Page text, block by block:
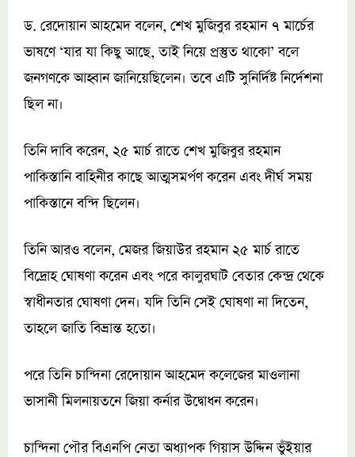
ড. রেদোয়ান আহমেদ বলেন, শেখ মুজিবুর রহমান ৭ মার্চের
ভাষণে ‘যার যা কিছু আছে, তাই নিয়ে প্রস্তুত থাকো’ বলে
জনগণকে আহ্বান জানিয়েছিলেন। তবে এটি সুনির্দিষ্ট নির্দেশনা
ছিল না।
তিনি দাবি করেন, ২৫ মার্চ রাতে শেখ মুজিবুর রহমান
পাকিস্তানি বাহিনীর কাছে আত্মসমর্পণ করেন এবং দীর্ঘ সময়
পাকিস্তানে বন্দি ছিলেন।
তিনি আরও বলেন, মেজর জিয়াউর রহমান ২৫ মার্চ রাতে
বিদ্রোহ ঘোষণা করেন এবং পরে কালুরঘাট বেতার কেন্দ্র থেকে
স্বাধীনতার ঘোষণা দেন। যদি তিনি সেই ঘোষণা না দিতেন,
তাহলে জাতি বিভ্রান্ত হতো।
পরে তিনি চান্দিনা রেদোয়ান আহমেদ কলেজের মাওলানা
ভাসানী মিলনায়তনে জিয়া কর্নার উদ্বোধন করেন।
চান্দিনা পৌর বিএনপি নেতা অধ্যাপক গিয়াস উদ্দিন ভুঁইয়ার